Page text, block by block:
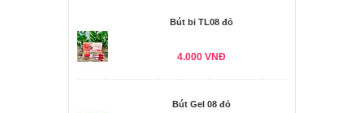
Bút bi TL08 đỏ
4.000 VNĐ
Bút Gel 08 đỏ